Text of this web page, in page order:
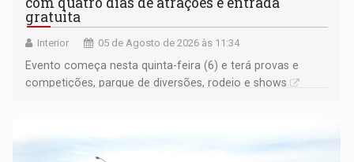
gratuita
Interior 05 de Agosto de 2026 às 11:34
Evento começa nesta quinta-feira (6) e terá provas e
competições, parque de diversões, rodeio e shows